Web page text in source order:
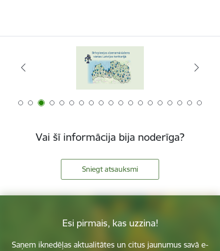
Vai šī informācija bija noderīga?
Sniegt atsauksmi
Esi pirmais, kas uzzina!
Saņem iknedēļas aktualitātes un citus jaunumus savā e-